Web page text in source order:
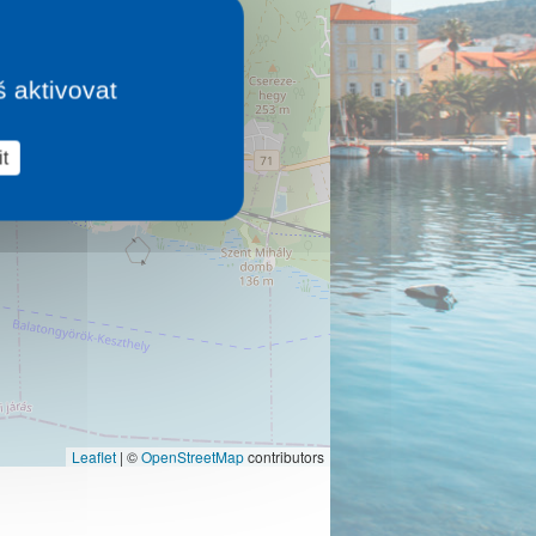
Leaflet | ©OpenStreetMapcontributors
aktivovat